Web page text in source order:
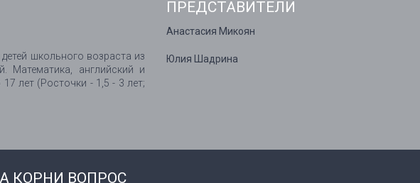
школьного возраста из
Математика, английский и
лет (Росточки - 1,5 - 3 лет;
ПРЕДСТАВИТЕЛИ
Анастасия Микоян
Юлия Шадрина
КОРНИ ВОПРОС